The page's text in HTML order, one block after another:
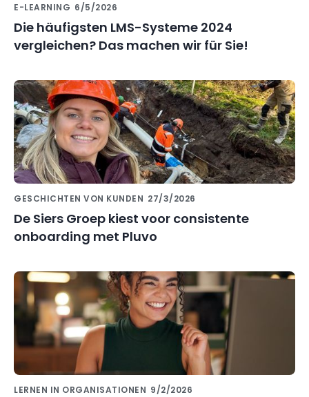
E-LEARNING 6/5/2026
Die häufigsten LMS-Systeme 2024
vergleichen? Das machen wir für Sie!
GESCHICHTEN VON KUNDEN 27/3/2026
De Siers Groep kiest voor consistente
onboarding met Pluvo
LERNEN IN ORGANISATIONEN 9/2/2026